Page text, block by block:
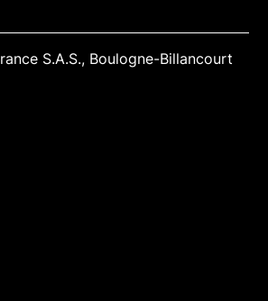
S.A.S., Boulogne-Billancourt